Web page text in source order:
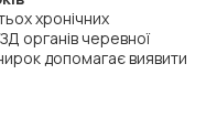
хронічних
органів черевної
допомагає виявити